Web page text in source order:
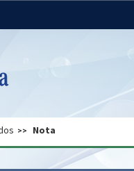
Gabinete de Segurança
Nota